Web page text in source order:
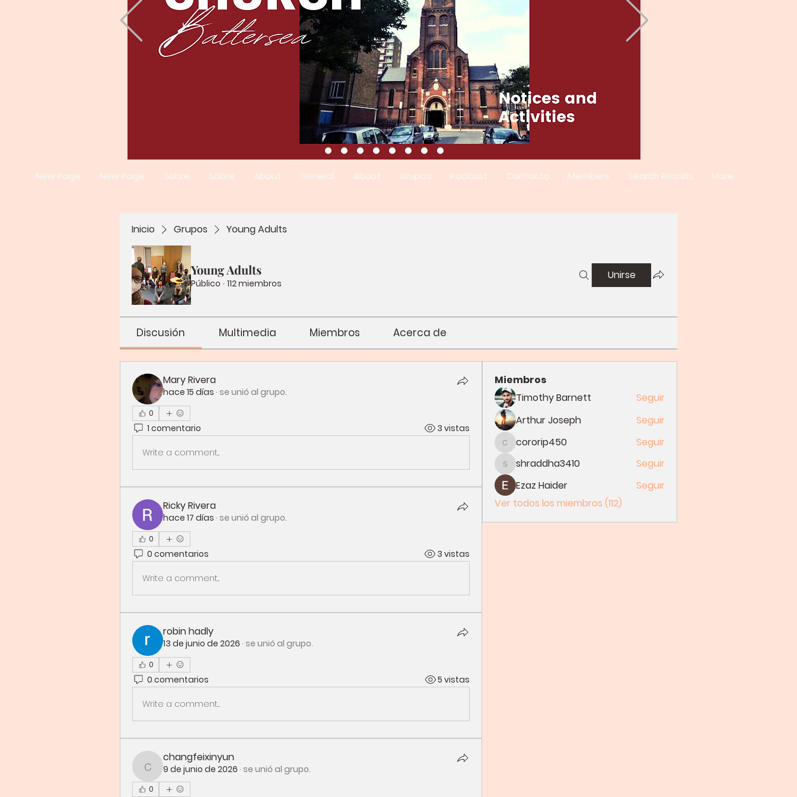
New Page New Page Sobre Sobre About General About Grupos Podcast Contacto Members Search Results More
Inicio Grupos Young Adults
Young Adults
Público · 112 miembros
Unirse
Discusión Multimedia Miembros Acerca de
Mary Rivera
hace 15 días · se unió al grupo.
0
1 comentario 3 vistas
Write a comment...
Ricky Rivera
hace 17 días · se unió al grupo.
0
0 comentarios 3 vistas
Write a comment...
robin hadly
13 de junio de 2026 · se unió al grupo.
0
0 comentarios 5 vistas
Write a comment...
changfeixinyun
changfeixinyun
9 de junio de 2026 · se unió al grupo.
0
Miembros
Timothy Barnett
Seguir
Arthur Joseph
Seguir
cororip450
cororip450 Seguir
shraddha3410
shraddha3410
Seguir
Ezaz Haider
Seguir
Ver todos los miembros (112)